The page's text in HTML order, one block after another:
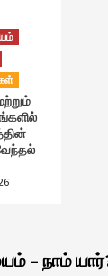
– நாம்